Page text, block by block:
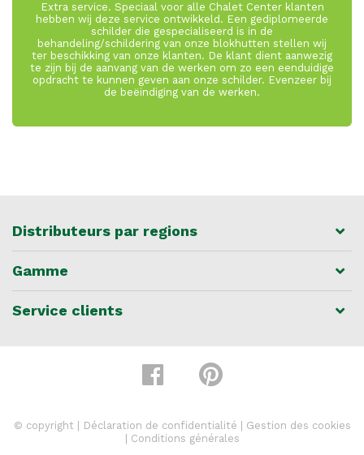
Extra service. Speciaal voor alle Chalet Center klanten
hebben wij deze service ontwikkeld. Een gediplomeerde
schilder die gespecialiseerd is in de
behandeling/schildering van onze blokhutten stellen wij
ter beschikking van onze klanten. De klant dient aanwezig
te zijn bij de aanvang van de werken om zo een eenduidige
opdracht te kunnen geven aan onze schilder. Evenzeer bij
de beëindiging van de werken.
Distributeurs par regions
Gamme
Service clients
© copyright | Déclaration de confidentialité | Gestion des cookies
| Conditions générales